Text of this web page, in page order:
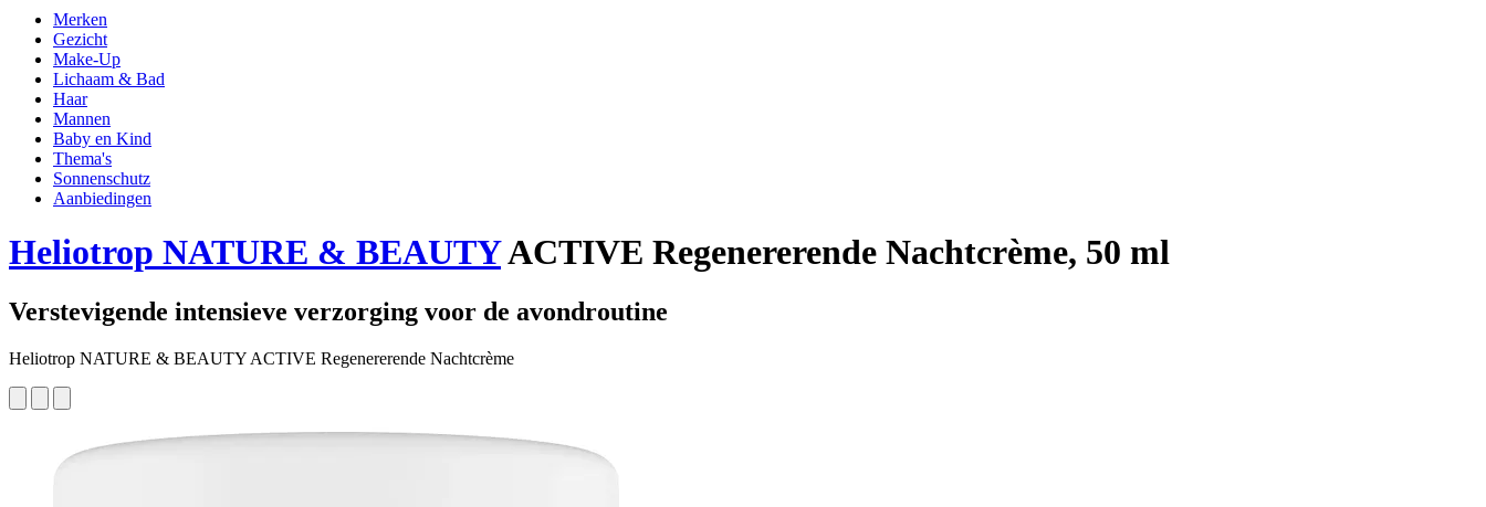
Merken
Gezicht
Make-Up
Lichaam & Bad
Haar
Mannen
Baby en Kind
Thema's
Sonnenschutz
Aanbiedingen
Heliotrop NATURE & BEAUTYACTIVE Regenererende Nachtcrème, 50 ml
Verstevigende intensieve verzorging voor de avondroutine
Heliotrop NATURE & BEAUTY ACTIVE Regenererende Nachtcrème